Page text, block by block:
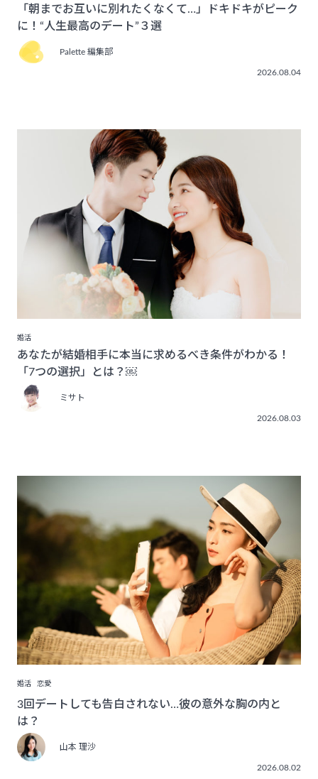
「朝までお互いに別れたくなくて…」ドキドキがピーク
に！“人生最高のデート”３選
Palette 編集部
2026.08.04
婚活
あなたが結婚相手に本当に求めるべき条件がわかる！
「7つの選択」とは？￼
ミサト
2026.08.03
婚活 恋愛
3回デートしても告白されない…彼の意外な胸の内と
は？
山本 理沙
2026.08.02